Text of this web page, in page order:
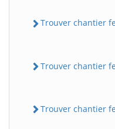
Trouver chantier
Trouver chantier
Trouver chantier